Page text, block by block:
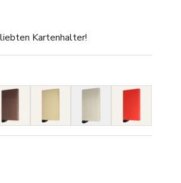
Kartenhalter!
Brown
Gold Linden GreenScarlet